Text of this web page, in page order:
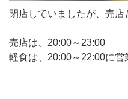
閉店していましたが、売店
売店は、20:00～23:00
軽食は、20:00～22:00に営